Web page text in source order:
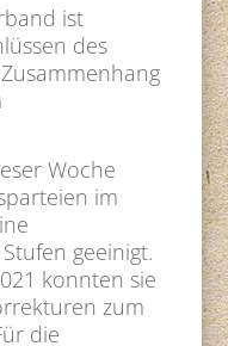
ist
des
Woche
im
geeinigt.
konnten sie
zum
die